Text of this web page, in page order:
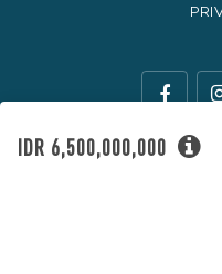
IDR 6,500,000,000
Mata uang resmi